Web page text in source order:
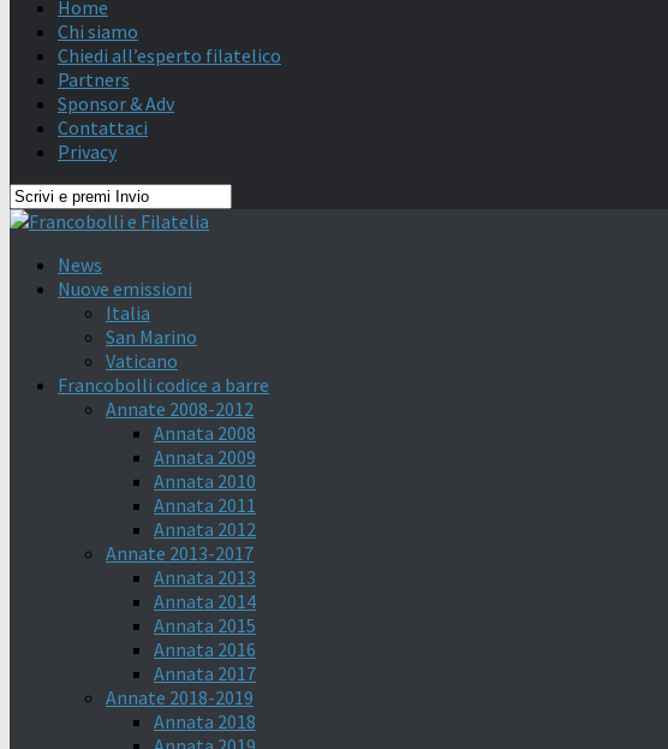
Home
Chi siamo
Chiedi all’esperto filatelico
Partners
Sponsor & Adv
Contattaci
Privacy
News
Nuove emissioni
Italia
San Marino
Vaticano
Francobolli codice a barre
Annate 2008-2012
Annata 2008
Annata 2009
Annata 2010
Annata 2011
Annata 2012
Annate 2013-2017
Annata 2013
Annata 2014
Annata 2015
Annata 2016
Annata 2017
Annate 2018-2019
Annata 2018